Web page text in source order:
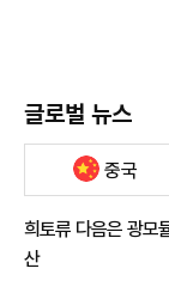
글로벌 뉴스
중국
희토류 다음은 광모
산